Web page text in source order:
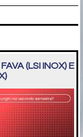
(LSI INOX) E